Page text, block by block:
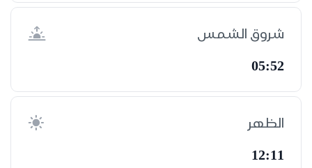
شروق الشمس
05:52
الظهر
12:11